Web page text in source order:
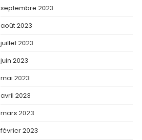
septembre 2023
août 2023
juillet 2023
juin 2023
mai 2023
avril 2023
mars 2023
février 2023